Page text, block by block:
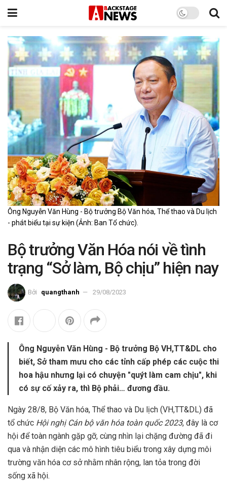
Ông Nguyễn Văn Hùng - Bộ trưởng Bộ Văn hóa, Thể thao và Du lịch
- phát biểu tại sự kiện (Ảnh: Ban Tổ chức).
Bộ trưởng Văn Hóa nói về tình
trạng “Sở làm, Bộ chịu” hiện nay
Bởi quangthanh 29/08/2023
Ông Nguyễn Văn Hùng - Bộ trưởng Bộ VH,TT&DL cho
biết, Sở tham mưu cho các tỉnh cấp phép các cuộc thi
hoa hậu nhưng lại có chuyện "quýt làm cam chịu", khi
có sự cố xảy ra, thì Bộ phải… đương đầu.
Ngày 28/8, Bộ Văn hóa, Thể thao và Du lịch (VH,TT&DL) đã
tổ chức Hội nghị Cán bộ văn hóa toàn quốc 2023, đây là cơ
hội để toàn ngành gặp gỡ, cùng nhìn lại chặng đường đã đi
qua và nhận diện các mô hình tiêu biểu trong xây dựng môi
trường văn hóa cơ sở nhằm nhân rộng, lan tỏa trong đời
sống xã hội.